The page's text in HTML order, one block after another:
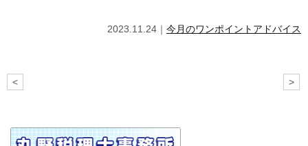
2023.11.24｜ 今月のワンポイントアドバイス
< >